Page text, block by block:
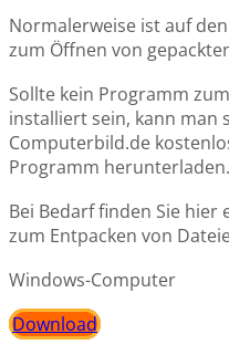
Normalerweise ist auf
zum Öffnen von
Sollte kein Programm
installiert sein, kann man
Computerbild.de
Programm herunterladen.
Bei Bedarf finden Sie
zum Entpacken von
Windows-Computer
Download